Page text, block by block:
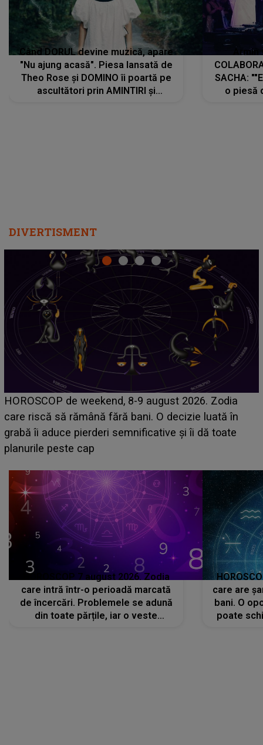
Când DORUL devine muzică, apare
"Nu ajung acasă". Piesa lansată de
Theo Rose și DOMINO îi poartă pe
ascultători prin AMINTIRI și
SACHA:
o piesă
DIVERTISMENT
Emanuel a ținut ACEST DETALIU ASCUNS până
acum! În fața Alexandrei, concurentul din Casa Iubirii
face o MĂRTURISIRE NEAȘTEPTATĂ despre mama
sa: "I-am spus și ei în față, eu nu te iubesc pentru
HOROSCOP 7 august 2026. Zodia
care intră într-o perioadă marcată
de încercări. Problemele se adună
din toate părțile, iar o veste
care are
bani. O
poate